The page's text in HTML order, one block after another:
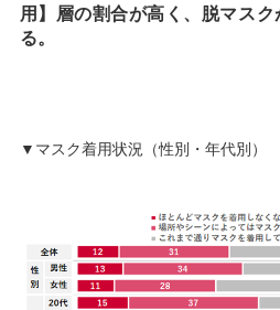
用】層の割合が高く、脱マス
る。
▼マスク着用状況（性別・年代別）